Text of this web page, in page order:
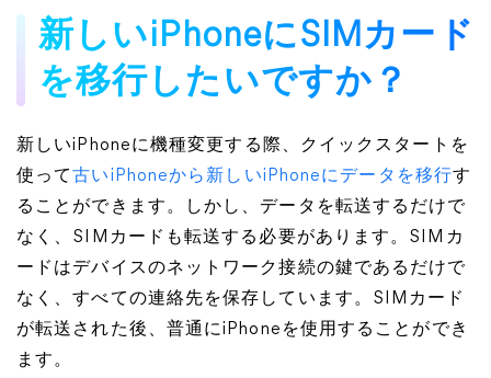
新しいiPhoneにSIMカード
を移行したいですか？
新しいiPhoneに機種変更する際、クイックスタートを
使って古いiPhoneから新しいiPhoneにデータを移行す
ることができます。しかし、データを転送するだけで
なく、SIMカードも転送する必要があります。SIMカ
ードはデバイスのネットワーク接続の鍵であるだけで
なく、すべての連絡先を保存しています。SIMカード
が転送された後、普通にiPhoneを使用することができ
ます。